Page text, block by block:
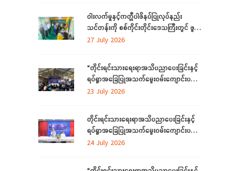
ဝါးလက်မှုနှင့်ကတ္တီပါဖိနပ်ပြုလုပ်နည်း
သင်တန်းကို စစ်ကိုင်းတိုင်းဒေသကြီးတွင် ဖွင့်
လှစ်
27 July 2026
“တိုင်းရင်းသားရေးရာအသိပညာပေးခြင်းနှင့်
ရပ်ရွာအခြေပြုအသက်မွေးဝမ်းကျောင်းပညာ
လိုအပ်ချက်တို့ကို ဆန်းစစ်စီမံခြင်း
ကျင်းပပြုလုပ်
23 July 2026
တိုင်းရင်းသားရေးရာအသိပညာပေးခြင်းနှင့်
ရပ်ရွာအခြေပြုအသက်မွေးဝမ်းကျောင်းပညာ
လိုအပ်ချက်တို့ကို ဆန်းစစ်စီမံခြင်းအစီအစဉ်
ပြုလုပ်
24 July 2026